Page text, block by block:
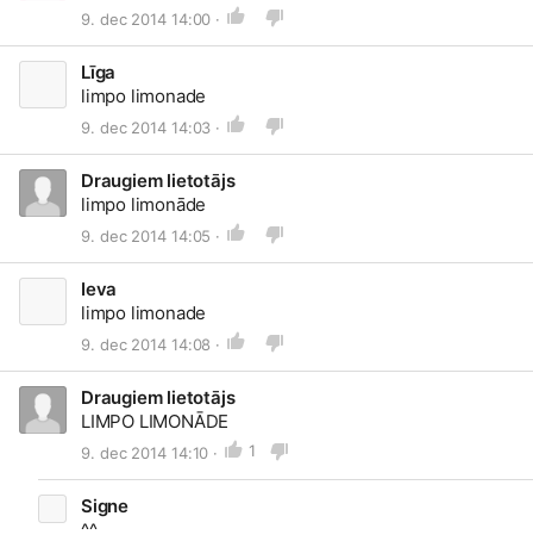
9. dec 2014 14:00 ·
Līga
limpo limonade
9. dec 2014 14:03 ·
Draugiem lietotājs
limpo limonāde
9. dec 2014 14:05 ·
Ieva
limpo limonade
9. dec 2014 14:08 ·
Draugiem lietotājs
LIMPO LIMONĀDE
9. dec 2014 14:10 · 1
Signe
^^